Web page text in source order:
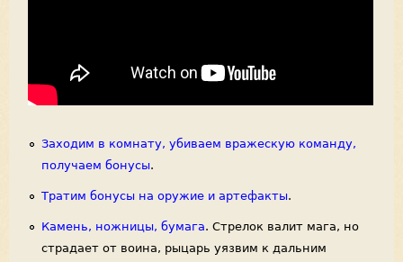
Заходим в комнату, убиваем вражескую команду,
получаем бонусы.
Тратим бонусы на оружие и артефакты.
Камень, ножницы, бумага. Стрелок валит мага, но
страдает от воина, рыцарь уязвим к дальним